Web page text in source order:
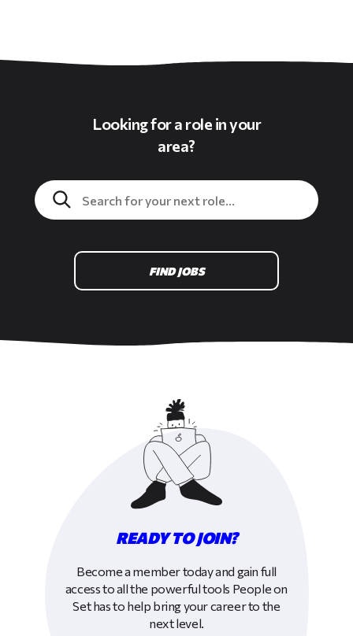
Looking for a role in your
area?
FIND JOBS
READY TO JOIN?
Become a member today and gain full
access to all the powerful tools People on
Set has to help bring your career to the
next level.